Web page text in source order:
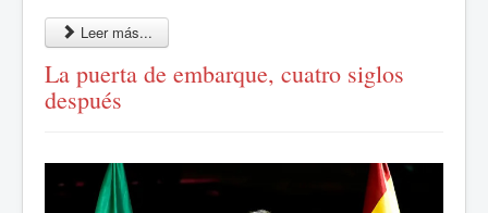
Leer más...
La puerta de embarque, cuatro siglos
después